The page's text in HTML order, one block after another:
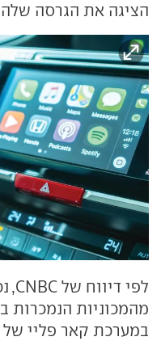
הציגה את הגרסה שלה
מהמכוניות הנמכרות
במערכת קאר פליי של